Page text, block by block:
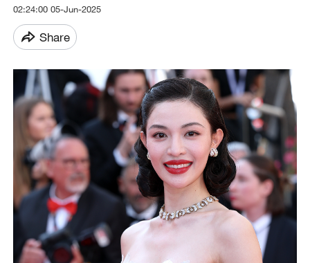
02:24:00 05-Jun-2025
Share